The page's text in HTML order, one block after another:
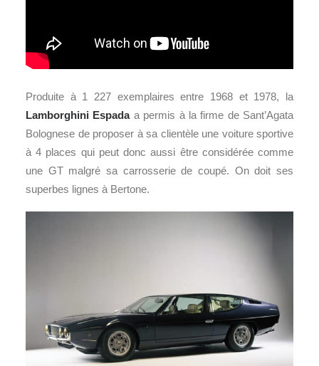
Produite à 1 227 exemplaires entre 1968 et 1978, la
Lamborghini Espadaa permis à la firme de Sant’Agata
Bolognese de proposer à sa clientèle une voiture sportive
à 4 places qui peut donc aussi être considérée comme
une GT malgré sa carrosserie de coupé. On doit ses
superbes lignes à Bertone.